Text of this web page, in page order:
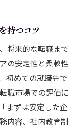
持つコツ
将来的な転職まで
の安定性と柔軟性
初めての就職先で
職市場での評価に
まずは安定した企
内容、社内教育制